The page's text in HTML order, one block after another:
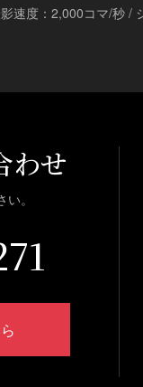
速度：2,000コマ/秒 /
わせ
。